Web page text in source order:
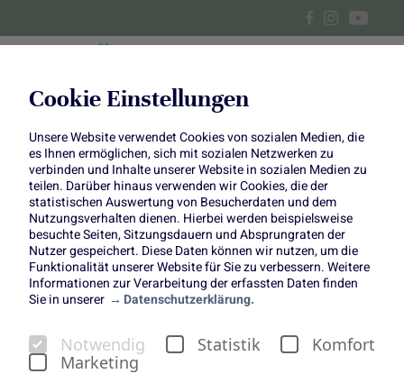
Cookie Einstellungen
Unsere Website verwendet Cookies von sozialen Medien, die
es Ihnen ermöglichen, sich mit sozialen Netzwerken zu
verbinden und Inhalte unserer Website in sozialen Medien zu
teilen. Darüber hinaus verwenden wir Cookies, die der
statistischen Auswertung von Besucherdaten und dem
Nutzungsverhalten dienen. Hierbei werden beispielsweise
besuchte Seiten, Sitzungsdauern und Absprungraten der
Nutzer gespeichert. Diese Daten können wir nutzen, um die
Funktionalität unserer Website für Sie zu verbessern. Weitere
Informationen zur Verarbeitung der erfassten Daten finden
Sie in unserer
Datenschutzerklärung.
Notwendig Statistik
Komfort
Marketing
Rezepte zum World Vegan Day
World Vegan Day
Zwei einfache Rezepte mit Rotkohl & Kürbis